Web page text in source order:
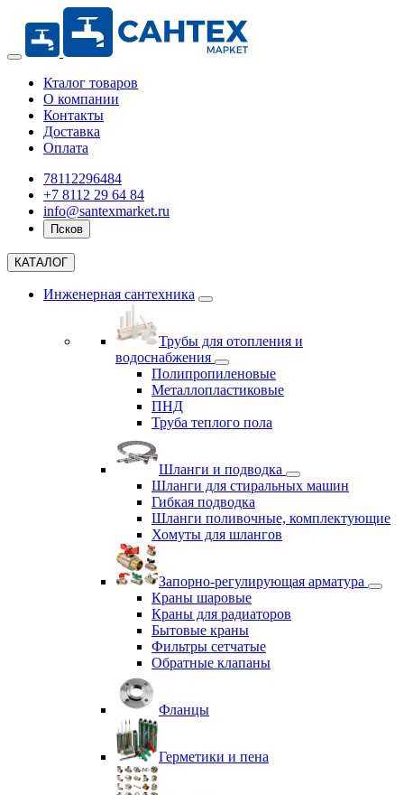
Кталог товаров
О компании
Контакты
Доставка
Оплата
78112296484
+7 8112 29 64 84
info@santexmarket.ru
Псков
КАТАЛОГ
Инженерная сантехника
Трубы для отопления и
водоснабжения
Полипропиленовые
Металлопластиковые
ПНД
Труба теплого пола
Шланги и подводка
Шланги для стиральных машин
Гибкая подводка
Шланги поливочные, комплектующие
Хомуты для шлангов
Запорно-регулирующая арматура
Краны шаровые
Краны для радиаторов
Бытовые краны
Фильтры сетчатые
Обратные клапаны
Фланцы
Герметики и пена